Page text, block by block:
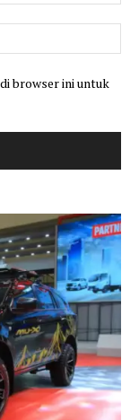
browser ini untuk